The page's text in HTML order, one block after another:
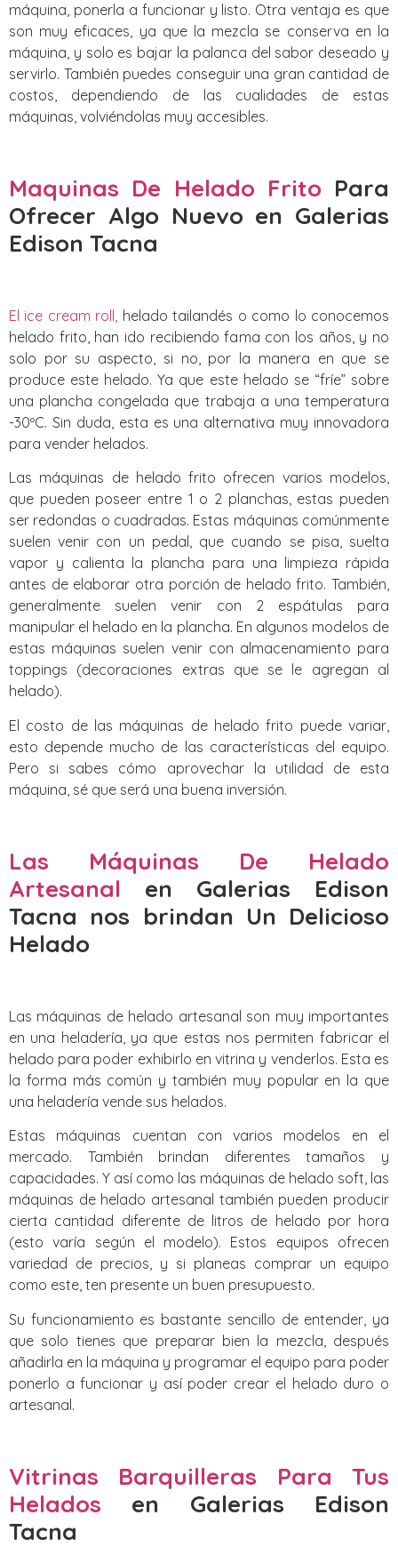
máquina, ponerla a funcionar y listo. Otra ventaja es que
son muy eficaces, ya que la mezcla se conserva en la
máquina, y solo es bajar la palanca del sabor deseado y
servirlo. También puedes conseguir una gran cantidad de
costos, dependiendo de las cualidades de estas
máquinas, volviéndolas muy accesibles.
Maquinas De Helado Frito Para
Ofrecer Algo Nuevo en Galerias
Edison Tacna
El ice cream roll, helado tailandés o como lo conocemos
helado frito, han ido recibiendo fama con los años, y no
solo por su aspecto, si no, por la manera en que se
produce este helado. Ya que este helado se “fríe” sobre
una plancha congelada que trabaja a una temperatura
-30ºC. Sin duda, esta es una alternativa muy innovadora
para vender helados.
Las máquinas de helado frito ofrecen varios modelos,
que pueden poseer entre 1 o 2 planchas, estas pueden
ser redondas o cuadradas. Estas máquinas comúnmente
suelen venir con un pedal, que cuando se pisa, suelta
vapor y calienta la plancha para una limpieza rápida
antes de elaborar otra porción de helado frito. También,
generalmente suelen venir con 2 espátulas para
manipular el helado en la plancha. En algunos modelos de
estas máquinas suelen venir con almacenamiento para
toppings (decoraciones extras que se le agregan al
helado).
El costo de las máquinas de helado frito puede variar,
esto depende mucho de las características del equipo.
Pero si sabes cómo aprovechar la utilidad de esta
máquina, sé que será una buena inversión.
Las Máquinas De Helado
Artesanal en Galerias Edison
Tacna nos brindan Un Delicioso
Helado
Las máquinas de helado artesanal son muy importantes
en una heladería, ya que estas nos permiten fabricar el
helado para poder exhibirlo en vitrina y venderlos. Esta es
la forma más común y también muy popular en la que
una heladería vende sus helados.
Estas máquinas cuentan con varios modelos en el
mercado. También brindan diferentes tamaños y
capacidades. Y así como las máquinas de helado soft, las
máquinas de helado artesanal también pueden producir
cierta cantidad diferente de litros de helado por hora
(esto varía según el modelo). Estos equipos ofrecen
variedad de precios, y si planeas comprar un equipo
como este, ten presente un buen presupuesto.
Su funcionamiento es bastante sencillo de entender, ya
que solo tienes que preparar bien la mezcla, después
añadirla en la máquina y programar el equipo para poder
ponerlo a funcionar y así poder crear el helado duro o
artesanal.
Vitrinas Barquilleras Para Tus
Helados en Galerias Edison
Tacna